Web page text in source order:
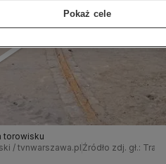
torowisku
/ tvnwarszawa.pl Źródło zdj. gł.:
Pokaż cele